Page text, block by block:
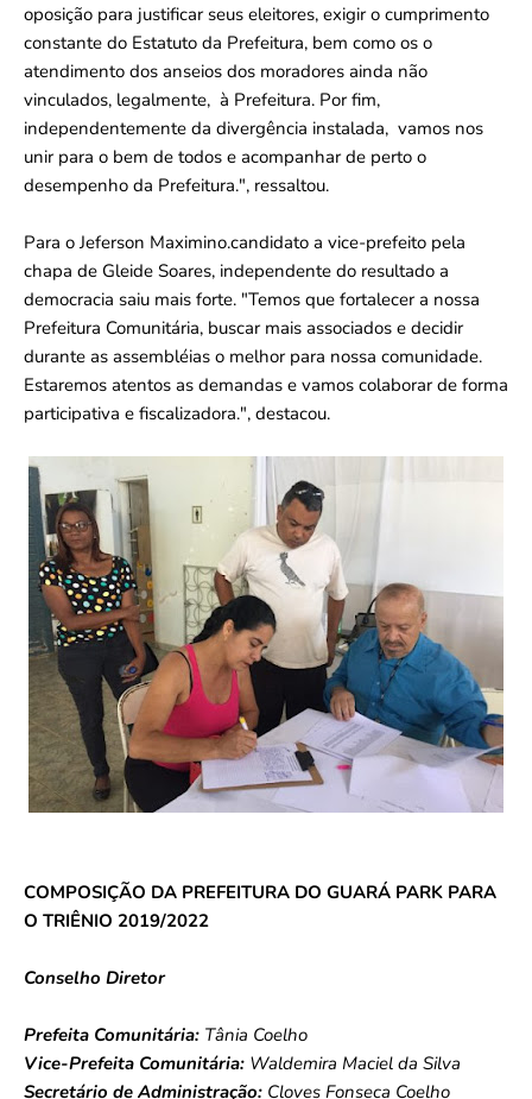
oposição para justificar seus eleitores, exigir o cumprimento
constante do Estatuto da Prefeitura, bem como os o
atendimento dos anseios dos moradores ainda não
vinculados, legalmente, à Prefeitura. Por fim,
independentemente da divergência instalada, vamos nos
unir para o bem de todos e acompanhar de perto o
desempenho da Prefeitura.", ressaltou.
Para o Jeferson Maximino.candidato a vice-prefeito pela
chapa de Gleide Soares, independente do resultado a
democracia saiu mais forte. "Temos que fortalecer a nossa
Prefeitura Comunitária, buscar mais associados e decidir
durante as assembléias o melhor para nossa comunidade.
Estaremos atentos as demandas e vamos colaborar de forma
participativa e fiscalizadora.", destacou.
COMPOSIÇÃO DA PREFEITURA DO GUARÁ PARK PARA
O TRIÊNIO 2019/2022
Conselho Diretor
Prefeita Comunitária: Tânia Coelho
Vice-Prefeita Comunitária: Waldemira Maciel da Silva
Secretário de Administração: Cloves Fonseca Coelho